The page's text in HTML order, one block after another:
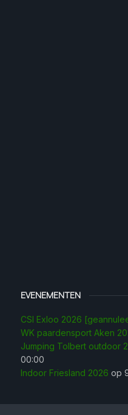
EVENEMENTEN
CSI Exloo 2026
WK paardensport Aken
Jumping Tolbert outdoor
00:00
Indoor Friesland 2026 op